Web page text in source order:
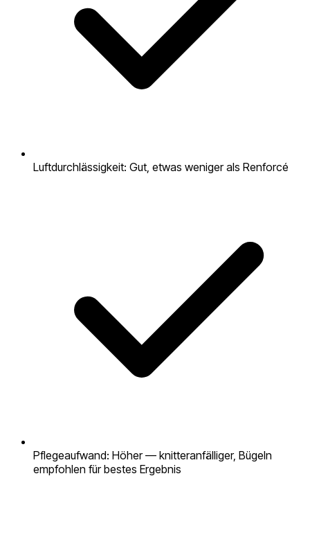
Luftdurchlässigkeit: Gut, etwas weniger als Renforcé
Pflegeaufwand: Höher — knitteranfälliger, Bügeln
empfohlen für bestes Ergebnis